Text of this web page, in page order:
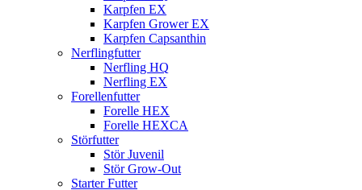
Karpfen EX
Karpfen Grower EX
Karpfen Capsanthin
Nerflingfutter
Nerfling HQ
Nerfling EX
Forellenfutter
Forelle HEX
Forelle HEXCA
Störfutter
Stör Juvenil
Stör Grow-Out
Starter Futter